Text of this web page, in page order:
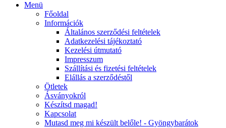
Menü
Főoldal
Információk
Általános szerződési feltételek
Adatkezelési tájékoztató
Kezelési útmutató
Impresszum
Szállítási és fizetési feltételek
Elállás a szerződéstől
Ötletek
Ásványokról
Készítsd magad!
Kapcsolat
Mutasd meg mi készült belőle! - Gyöngybarátok